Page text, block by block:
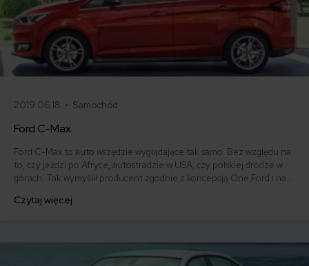
2019.06.18 • Samochód
Ford C-Max
Ford C-Max to auto wszędzie wyglądające tak samo. Bez względu na
to, czy jeździ po Afryce, autostradzie w USA, czy polskiej drodze w
górach. Tak wymyślił producent zgodnie z koncepcją One Ford i na
możliwości Forda C-Max, opinie na jego temat, a także jego cenę. Na
Czytaj więcej